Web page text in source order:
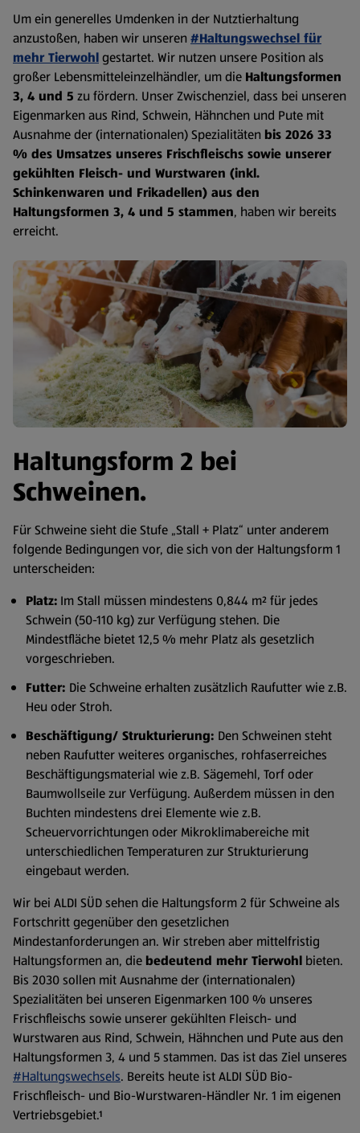
Um ein generelles Umdenken in der Nutztierhaltung
anzustoßen, haben wir unseren #Haltungswechsel für
mehr Tierwohlgestartet. Wir nutzen unsere Position als
großer Lebensmitteleinzelhändler, um die Haltungsformen
3, 4 und 5 zu fördern. Unser Zwischenziel, dass bei unseren
Eigenmarken aus Rind, Schwein, Hähnchen und Pute mit
Ausnahme der (internationalen) Spezialitäten bis 2026 33
% des Umsatzes unseres Frischfleischs sowie unserer
gekühlten Fleisch- und Wurstwaren (inkl.
Schinkenwaren und Frikadellen) aus den
Haltungsformen 3, 4 und 5 stammen, haben wir bereits
erreicht.
Haltungsform 2 bei
Schweinen.
Für Schweine sieht die Stufe „Stall + Platz“ unter anderem
folgende Bedingungen vor, die sich von der Haltungsform 1
unterscheiden:
Platz: Im Stall müssen mindestens 0,844 m² für jedes
Schwein (50-110 kg) zur Verfügung stehen. Die
Mindestfläche bietet 12,5 % mehr Platz als gesetzlich
vorgeschrieben.
Futter: Die Schweine erhalten zusätzlich Raufutter wie z.B.
Heu oder Stroh.
Beschäftigung/ Strukturierung: Den Schweinen steht
neben Raufutter weiteres organisches, rohfaserreiches
Beschäftigungsmaterial wie z.B. Sägemehl, Torf oder
Baumwollseile zur Verfügung. Außerdem müssen in den
Buchten mindestens drei Elemente wie z.B.
Scheuervorrichtungen oder Mikroklimabereiche mit
unterschiedlichen Temperaturen zur Strukturierung
eingebaut werden.
Wir bei ALDI SÜD sehen die Haltungsform 2 für Schweine als
Fortschritt gegenüber den gesetzlichen
Mindestanforderungen an. Wir streben aber mittelfristig
Haltungsformen an, die bedeutend mehr Tierwohl bieten.
Bis 2030 sollen mit Ausnahme der (internationalen)
Spezialitäten bei unseren Eigenmarken 100 % unseres
Frischfleischs sowie unserer gekühlten Fleisch- und
Wurstwaren aus Rind, Schwein, Hähnchen und Pute aus den
Haltungsformen 3, 4 und 5 stammen. Das ist das Ziel unseres
#Haltungswechsels. Bereits heute ist ALDI SÜD Bio-
Frischfleisch- und Bio-Wurstwaren-Händler Nr. 1 im eigenen
Vertriebsgebiet.¹